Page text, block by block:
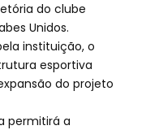
do clube
Unidos.
instituição, o
esportiva
do projeto
permitirá a